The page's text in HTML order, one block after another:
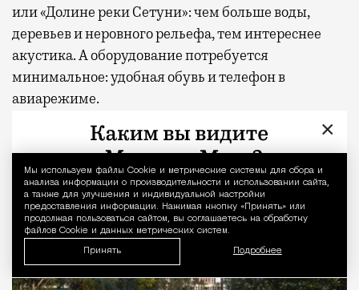
Уведомление
Мы используем файлы Сookie и метрические системы для сбора и
анализа информации о производительности и использовании сайта,
а также для улучшения и индивидуальной настройки
предоставления информации. Нажимая кнопку «Принять» или
продолжая пользоваться сайтом, вы соглашаетесь на обработку
файлов Cookie и данных метрических систем.
Принять Подробнее
или «Долине реки Сетуни»: чем больше воды,
деревьев и неровного рельефа, тем интереснее
акустика. А оборудование потребуется
минимальное: удобная обувь и телефон в
авиарежиме.
×